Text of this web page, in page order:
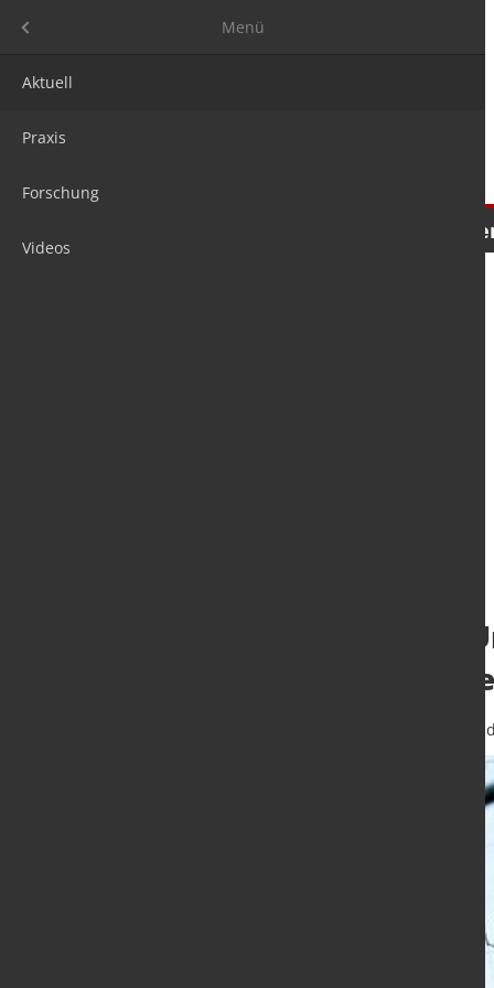
Geopolitischer
von Hubert
Menü
Aktuell
Praxis
Forschung
Videos